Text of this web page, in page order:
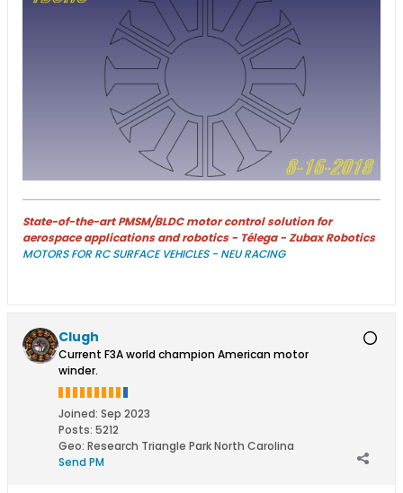
State-of-the-art PMSM/BLDC motor control solution for
aerospace applications and robotics - Télega - Zubax Robotics
MOTORS FOR RC SURFACE VEHICLES - NEU RACING
Clugh
Current F3A world champion American motor
winder.
Joined: Sep 2023
Posts: 5212
Geo: Research Triangle Park North Carolina
Send PM